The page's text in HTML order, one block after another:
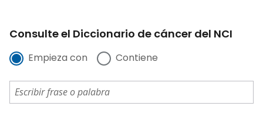
Consulte el Diccionario de cáncer del NCI
Empieza con Contiene